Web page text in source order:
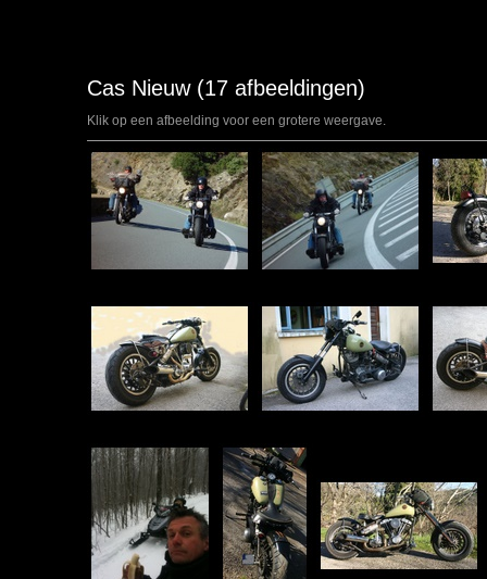
Cas Nieuw (17 afbeeldingen)
Klik op een afbeelding voor een grotere weergave.